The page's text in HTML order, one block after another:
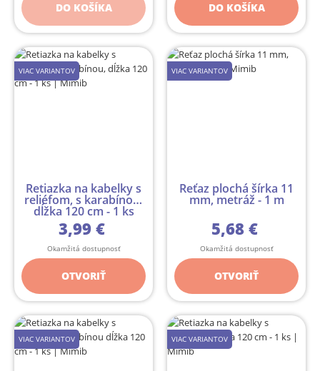
DO KOŠÍKA DO KOŠÍKA
VIAC VARIANTOV
Retiazka na kabelky s
reliéfom, s karabínou,
dĺžka 120 cm - 1 ks
3,99 €
Okamžitá dostupnosť
OTVORIŤ
VIAC VARIANTOV
Reťaz plochá šírka 11
mm, metráž - 1 m
5,68 €
Okamžitá dostupnosť
OTVORIŤ
VIAC VARIANTOV VIAC VARIANTOV